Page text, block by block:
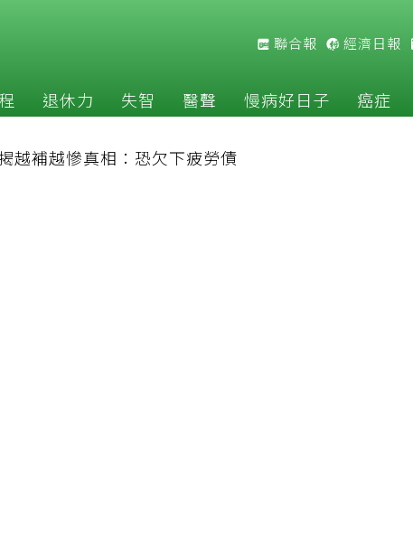
聯合報 經濟日報
退休力 失智 醫聲 慢病好日子 癌症
越補越慘真相：恐欠下疲勞債